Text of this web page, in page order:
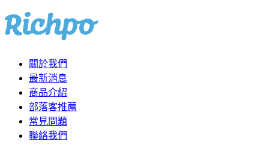
關於我們
最新消息
商品介紹
部落客推薦
常見問題
聯絡我們